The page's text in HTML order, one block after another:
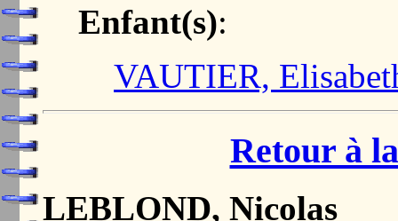
Enfant(s):
VAUTIER,
Retour à
LEBLOND, Nicolas